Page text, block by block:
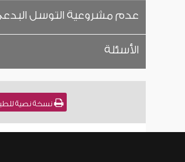
عدم مشروعية التوسل
الأسئلة
نسخة نصية للطباعة ,